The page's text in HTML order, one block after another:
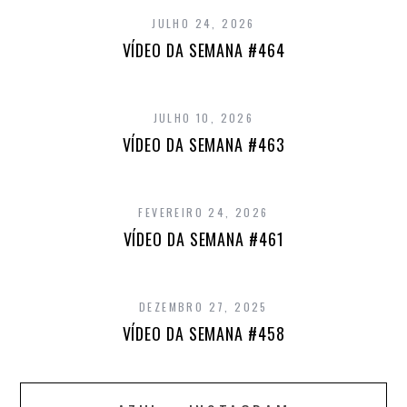
JULHO 24, 2026
VÍDEO DA SEMANA #464
JULHO 10, 2026
VÍDEO DA SEMANA #463
FEVEREIRO 24, 2026
VÍDEO DA SEMANA #461
DEZEMBRO 27, 2025
VÍDEO DA SEMANA #458